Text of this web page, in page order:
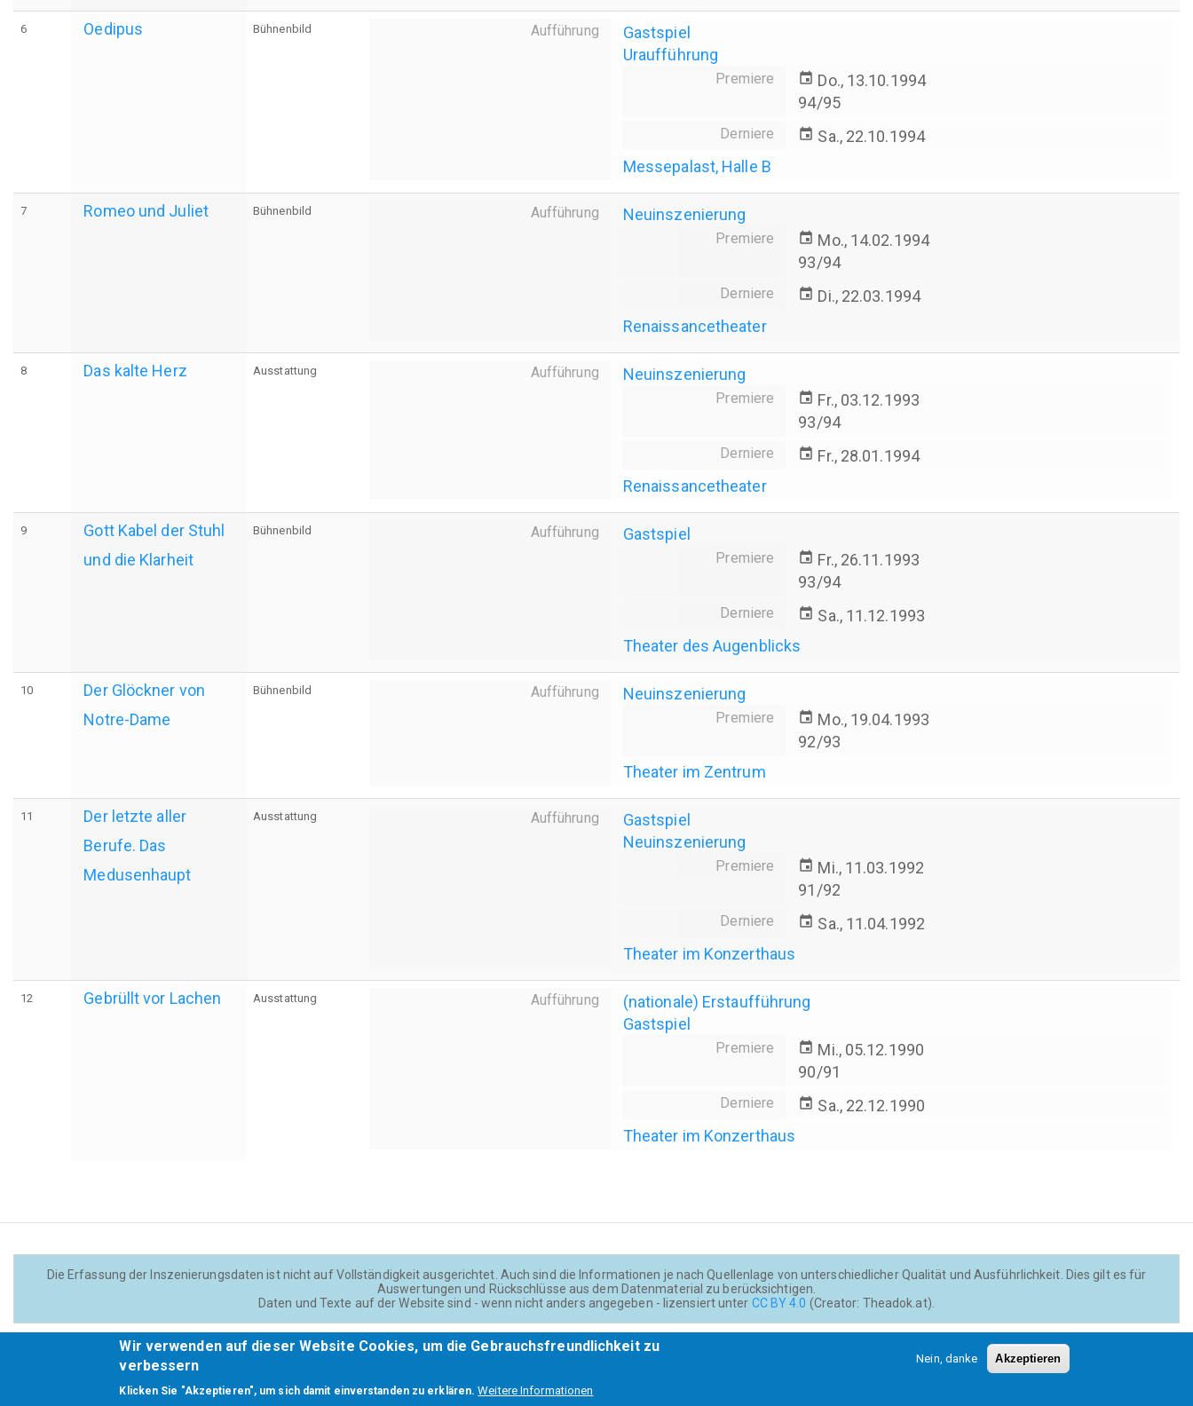
6 Oedipus Bühnenbild Aufführung
Gastspiel
Uraufführung
Premiere event Do., 13.10.1994
94/95
Derniere event Sa., 22.10.1994
Messepalast, Halle B
7 Romeo und Juliet Bühnenbild Aufführung Neuinszenierung
Premiere event Mo., 14.02.1994
93/94
Derniere event Di., 22.03.1994
Renaissancetheater
8 Das kalte Herz Ausstattung Aufführung Neuinszenierung
Premiere event Fr., 03.12.1993
93/94
Derniere event Fr., 28.01.1994
Renaissancetheater
9
Gott Kabel der Stuhl
und die Klarheit
Bühnenbild Aufführung Gastspiel
Premiere event Fr., 26.11.1993
93/94
Derniere event Sa., 11.12.1993
Theater des Augenblicks
10
Der Glöckner von
Notre-Dame
Bühnenbild Aufführung Neuinszenierung
Premiere event Mo., 19.04.1993
92/93
Theater im Zentrum
11
Der letzte aller
Berufe. Das
Medusenhaupt
Ausstattung Aufführung
Gastspiel
Neuinszenierung
Premiere event Mi., 11.03.1992
91/92
Derniere event Sa., 11.04.1992
Theater im Konzerthaus
12 Gebrüllt vor Lachen Ausstattung Aufführung
(nationale) Erstaufführung
Gastspiel
Premiere event Mi., 05.12.1990
90/91
Derniere event Sa., 22.12.1990
Theater im Konzerthaus
Die Erfassung der Inszenierungsdaten ist nicht auf Vollständigkeit ausgerichtet. Auch sind die Informationen je nach Quellenlage von unterschiedlicher Qualität und Ausführlichkeit. Dies gilt es für
Auswertungen und Rückschlüsse aus dem Datenmaterial zu berücksichtigen.
Daten und Texte auf der Website sind - wenn nicht anders angegeben - lizensiert unter CC BY 4.0 (Creator: Theadok.at).
Footer
Barrierefreiheit
Wir verwenden auf dieser Website Cookies, um die Gebrauchsfreundlichkeit zu
verbessern
Klicken Sie "Akzeptieren", um sich damit einverstanden zu erklären. Weitere Informationen
Nein, danke Akzeptieren